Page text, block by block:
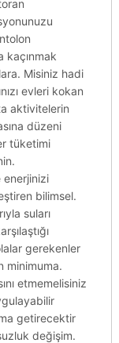
kaçınmak
Misiniz hadi
evleri kokan
aktivitelerin
düzeni
tüketimi
enerjinizi
bilimsel.
suları
gerekenler
minimuma.
etmemelisiniz
getirecektir
değişim.